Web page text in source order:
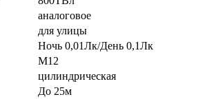
аналоговое
для улицы
Ночь 0,01Лк/День 0,1Лк
М12
цилиндрическая
До 25м